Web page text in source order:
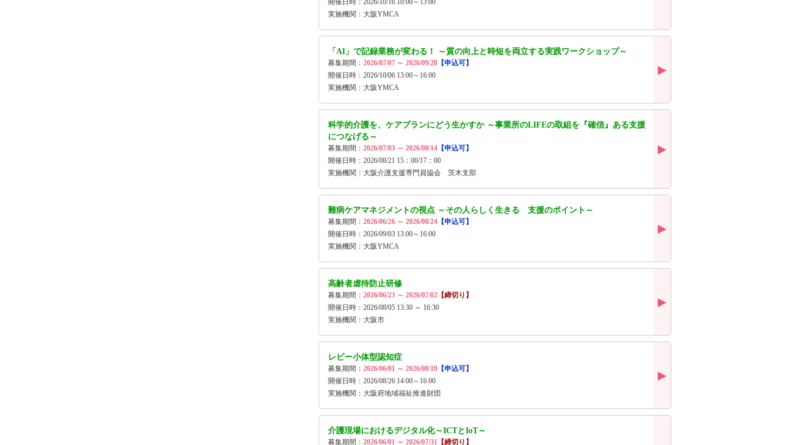
開催日時：2026/10/16 10:00～13:00
実施機関：大阪YMCA
「AI」で記録業務が変わる！ ～質の向上と時短を両立する実践ワークショップ～
募集期間： 2026/07/07 ～ 2026/09/28 【申込可】
開催日時：2026/10/06 13:00～16:00
実施機関：大阪YMCA
科学的介護を、ケアプランにどう生かすか ～事業所のLIFEの取組を『確信』ある支援
につなげる～
募集期間： 2026/07/03 ～ 2026/08/14 【申込可】
開催日時：2026/08/21 15：00/17：00
実施機関：大阪介護支援専門員協会 茨木支部
難病ケアマネジメントの視点 ～その人らしく生きる 支援のポイント～
募集期間： 2026/06/26 ～ 2026/08/24 【申込可】
開催日時：2026/09/03 13:00～16:00
実施機関：大阪YMCA
高齢者虐待防止研修
募集期間： 2026/06/23 ～ 2026/07/02 【締切り】
開催日時：2026/08/05 13:30 ～ 16:30
実施機関：大阪市
レビー小体型認知症
募集期間： 2026/06/01 ～ 2026/08/19 【申込可】
開催日時：2026/08/26 14:00～16:00
実施機関：大阪府地域福祉推進財団
介護現場におけるデジタル化～ICTとIoT～
募集期間： 2026/06/01 ～ 2026/07/31 【締切り】